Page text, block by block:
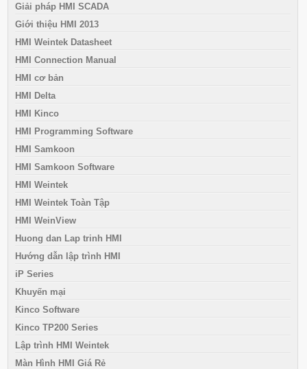
Giải pháp HMI SCADA
Giới thiệu HMI 2013
HMI Weintek Datasheet
HMI Connection Manual
HMI cơ bản
HMI Delta
HMI Kinco
HMI Programming Software
HMI Samkoon
HMI Samkoon Software
HMI Weintek
HMI Weintek Toàn Tập
HMI WeinView
Huong dan Lap trinh HMI
Hướng dẫn lập trình HMI
iP Series
Khuyến mại
Kinco Software
Kinco TP200 Series
Lập trình HMI Weintek
Màn Hình HMI Giá Rẻ